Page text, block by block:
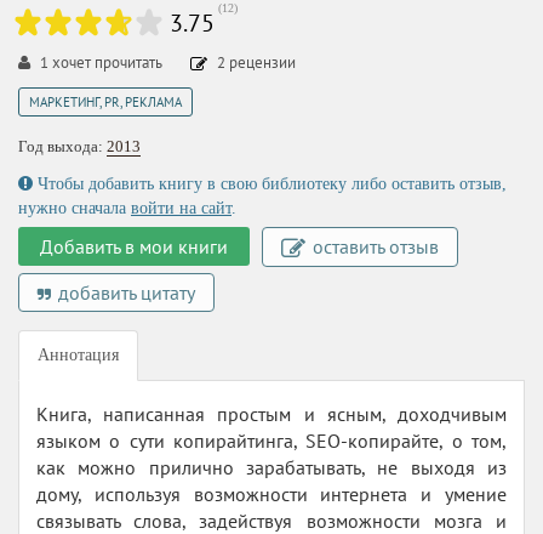
3.75 (12)
1 хочет прочитать 2 рецензии
МАРКЕТИНГ, PR, РЕКЛАМА
Год выхода: 2013
Чтобы добавить книгу в свою библиотеку либо оставить отзыв,
нужно сначала войти на сайт.
Добавить в мои книги
оставить отзыв
добавить цитату
Аннотация
Книга, написанная простым и ясным, доходчивым
языком о сути копирайтинга, SEO-копирайте, о том,
как можно прилично зарабатывать, не выходя из
дому, используя возможности интернета и умение
связывать слова, задействуя возможности мозга и